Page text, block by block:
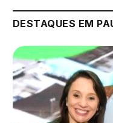
DESTAQUES EM